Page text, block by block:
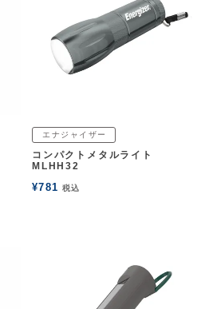
エナジャイザー
コンパクトメタルライト
MLHH32
¥781 税込